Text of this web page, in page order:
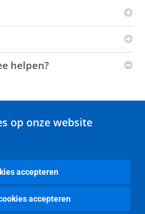
helpen?
Juridische kennisgevingen
op onze website
accepteren
accepteren